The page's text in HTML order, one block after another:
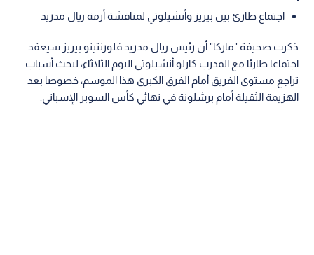
اجتماع طارئ بين بيريز وأنشيلوتي لمناقشة أزمة ريال مدريد
ذكرت صحيفة "ماركا" أن رئيس ريال مدريد فلورنتينو بيريز سيعقد
اجتماعا طارئا مع المدرب كارلو أنشيلوتي اليوم الثلاثاء، لبحث أسباب
تراجع مستوى الفريق أمام الفرق الكبرى هذا الموسم، خصوصا بعد
الهزيمة الثقيلة أمام برشلونة في نهائي كأس السوبر الإسباني.